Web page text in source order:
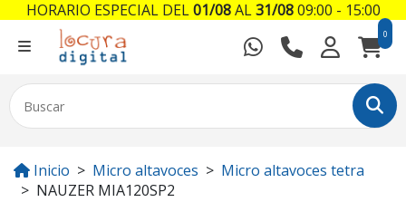
0
Inicio Micro altavoces
Micro altavoces tetra
NAUZER MIA120SP2
HORARIO ESPECIAL DEL01/08AL31/0809:00 - 15:00